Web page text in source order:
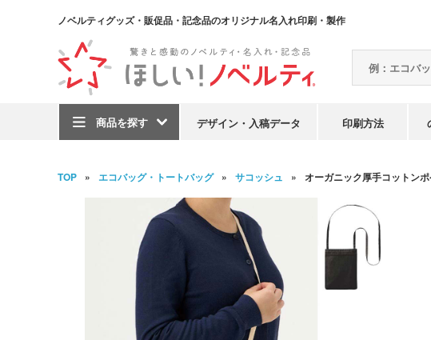
ノベルティグッズ・販促品・記念品のオリジナル名入れ印刷・製作
商品を探す デザイン・入稿データ 印刷方法
TOP エコバッグ・トートバッグ サコッシュ オーガニック厚手コットン